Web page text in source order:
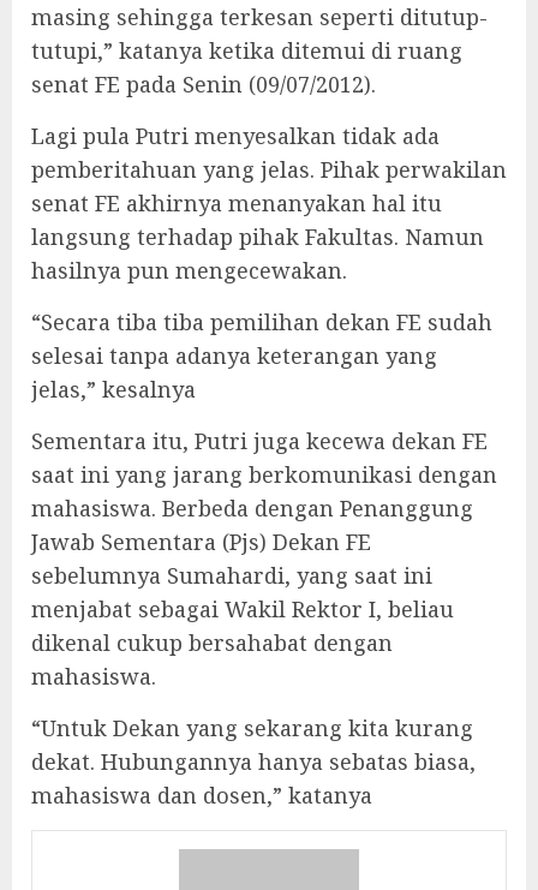
masing sehingga terkesan seperti ditutup-
tutupi,” katanya ketika ditemui di ruang
senat FE pada Senin (09/07/2012).
Lagi pula Putri menyesalkan tidak ada
pemberitahuan yang jelas. Pihak perwakilan
senat FE akhirnya menanyakan hal itu
langsung terhadap pihak Fakultas. Namun
hasilnya pun mengecewakan.
“Secara tiba tiba pemilihan dekan FE sudah
selesai tanpa adanya keterangan yang
jelas,” kesalnya
Sementara itu, Putri juga kecewa dekan FE
saat ini yang jarang berkomunikasi dengan
mahasiswa. Berbeda dengan Penanggung
Jawab Sementara (Pjs) Dekan FE
sebelumnya Sumahardi, yang saat ini
menjabat sebagai Wakil Rektor I, beliau
dikenal cukup bersahabat dengan
mahasiswa.
“Untuk Dekan yang sekarang kita kurang
dekat. Hubungannya hanya sebatas biasa,
mahasiswa dan dosen,” katanya